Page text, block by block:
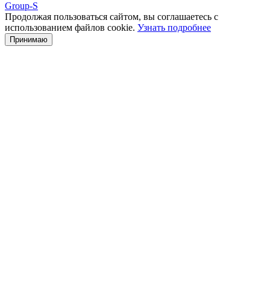
Group-S
Продолжая пользоваться сайтом, вы соглашаетесь с
использованием файлов cookie. Узнать подробнее
Принимаю